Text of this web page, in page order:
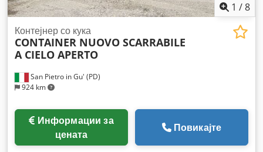
1 /8
San Pietro in Gu' (PD)
924 km
Контејнер со кука
CONTAINER NUOVO SCARRABILE
A CIELO APERTO
цената
Повикајте